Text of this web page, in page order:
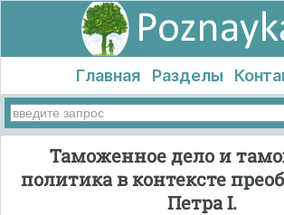
Главная Разделы
Таможенное дело и
политика в контексте
Петра I.